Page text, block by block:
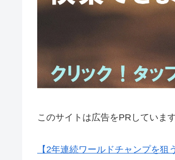
このサイトは広告をPRしていま
【2年連続ワールドチャンプを